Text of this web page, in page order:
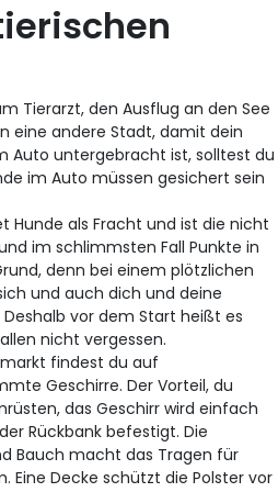
Tierarzt, den Ausflug an den See
eine andere Stadt, damit dein
Auto untergebracht ist, solltest du
im Auto müssen gesichert sein
Hunde als Fracht und ist die nicht
im schlimmsten Fall Punkte in
denn bei einem plötzlichen
und auch dich und deine
vor dem Start heißt es
nicht vergessen.
findest du auf
Geschirre. Der Vorteil, du
das Geschirr wird einfach
Rückbank befestigt. Die
Bauch macht das Tragen für
Eine Decke schützt die Polster vor